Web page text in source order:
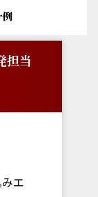
担当
エ